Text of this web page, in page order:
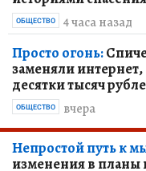
4 часа назад
ОБЩЕСТВО
Просто огонь:
заменяли интернет,
десятки тысяч
вчера
ОБЩЕСТВО
Непростой путь к
изменения в планы